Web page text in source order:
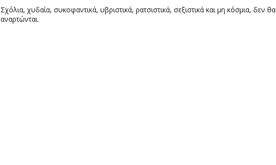
Σχόλια, χυδαία, συκοφαντικά, υβριστικά, ρατσιστικά, σεξιστικά και μη κόσμια, δεν θα
αναρτώνται.